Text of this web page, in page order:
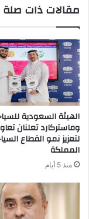
مقالات ذات صلة
الهيئة السعودية
وماستركارد تعلنان
لتعزيز نمو القطاع
المملكة
منذ 5 أيام